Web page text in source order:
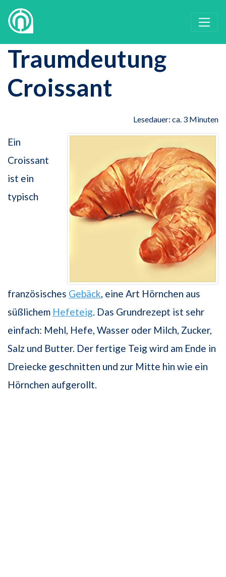
Traumdeutung
Croissant
Lesedauer: ca. 3 Minuten
Ein
Croissant
ist ein
typisch
französisches Gebäck, eine Art Hörnchen aus
süßlichem Hefeteig. Das Grundrezept ist sehr
einfach: Mehl, Hefe, Wasser oder Milch, Zucker,
Salz und Butter. Der fertige Teig wird am Ende in
Dreiecke geschnitten und zur Mitte hin wie ein
Hörnchen aufgerollt.